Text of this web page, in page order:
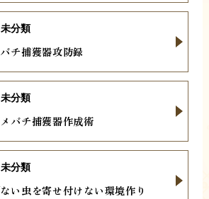
チ捕獲器攻防録
未分類
バチ捕獲器作成術
未分類
い虫を寄せ付けない環境作り
未分類